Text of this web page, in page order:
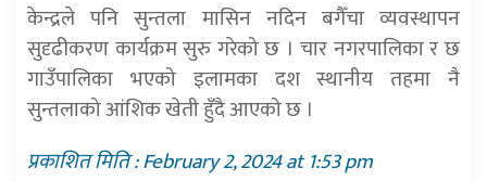
केन्द्रले पनि सुन्तला मासिन नदिन बगैँचा व्यवस्थापन
सुदृढीकरण कार्यक्रम सुरु गरेको छ । चार नगरपालिका र छ
गाउँपालिका भएको इलामका दश स्थानीय तहमा नै
सुन्तलाको आंशिक खेती हुँदै आएको छ ।
प्रकाशित मिति : February 2, 2024 at 1:53 pm